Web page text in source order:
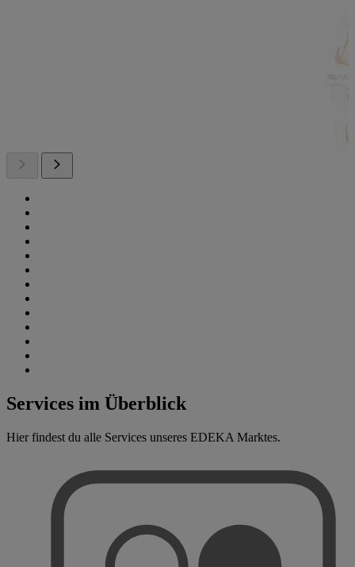
Services im Überblick
Hier findest du alle Services unseres EDEKA Marktes.